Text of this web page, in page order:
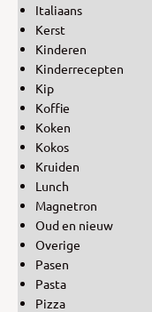
Italiaans
Kerst
Kinderen
Kinderrecepten
Kip
Koffie
Koken
Kokos
Kruiden
Lunch
Magnetron
Oud en nieuw
Overige
Pasen
Pasta
Pizza